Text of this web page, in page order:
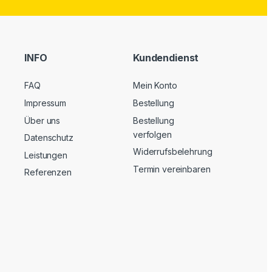
INFO
FAQ
Impressum
Über uns
Datenschutz
Leistungen
Referenzen
Kundendienst
Mein Konto
Bestellung
Bestellung
verfolgen
Widerrufsbelehrung
Termin vereinbaren